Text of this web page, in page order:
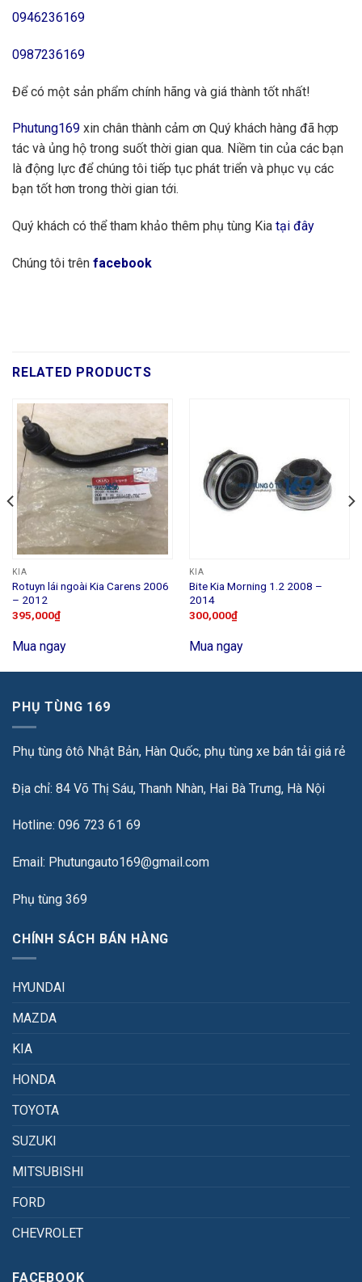
0946236169
0987236169
Để có một sản phẩm chính hãng và giá thành tốt nhất!
Phutung169 xin chân thành cảm ơn Quý khách hàng đã hợp
tác và ủng hộ trong suốt thời gian qua. Niềm tin của các bạn
là động lực để chúng tôi tiếp tục phát triển và phục vụ các
bạn tốt hơn trong thời gian tới.
Quý khách có thể tham khảo thêm phụ tùng Kia tại đây
Chúng tôi trên facebook
RELATED PRODUCTS
KIA
Rotuyn lái ngoài Kia Carens 2006
– 2012
395,000₫
Mua ngay
KIA
Bite Kia Morning 1.2 2008 –
2014
300,000₫
Mua ngay
PHỤ TÙNG 169
Phụ tùng ôtô Nhật Bản, Hàn Quốc, phụ tùng xe bán tải giá rẻ
Địa chỉ: 84 Võ Thị Sáu, Thanh Nhàn, Hai Bà Trưng, Hà Nội
Hotline: 096 723 61 69
Email: Phutungauto169@gmail.com
Phụ tùng 369
CHÍNH SÁCH BÁN HÀNG
HYUNDAI
MAZDA
KIA
HONDA
TOYOTA
SUZUKI
MITSUBISHI
FORD
CHEVROLET
FACEBOOK